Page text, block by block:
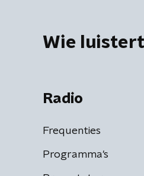
Wie luistert
Radio
Frequenties
Programma's